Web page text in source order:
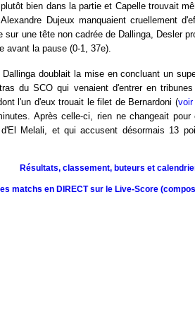
bien dans la partie et Capelle trouvait
Dujeux manquaient cruellement
sur une tête non cadrée de Dallinga, Desler
avant la pause (0-1, 37e).
doublait la mise en concluant un
du SCO qui venaient d'entrer en
l'un d'eux trouait le filet de Bernardoni (voir
Après celle-ci, rien ne changeait
Melali, et qui accusent désormais 13
Résultats, classement, buteurs et
matchs en DIRECT sur le Live-Score